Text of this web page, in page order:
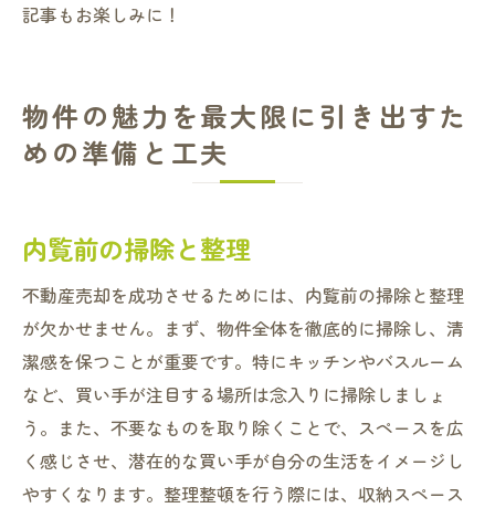
記事もお楽しみに！
物件の魅力を最大限に引き出すた
めの準備と工夫
内覧前の掃除と整理
不動産売却を成功させるためには、内覧前の掃除と整理
が欠かせません。まず、物件全体を徹底的に掃除し、清
潔感を保つことが重要です。特にキッチンやバスルーム
など、買い手が注目する場所は念入りに掃除しましょ
う。また、不要なものを取り除くことで、スペースを広
く感じさせ、潜在的な買い手が自分の生活をイメージし
やすくなります。整理整頓を行う際には、収納スペース